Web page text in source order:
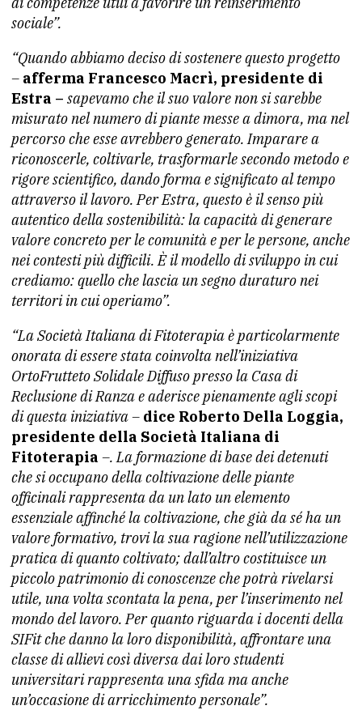
sociale”.
“Quando abbiamo deciso di sostenere questo progetto
– afferma Francesco Macrì, presidente di
Estra – sapevamo che il suo valore non si sarebbe
misurato nel numero di piante messe a dimora, ma nel
percorso che esse avrebbero generato. Imparare a
riconoscerle, coltivarle, trasformarle secondo metodo e
rigore scientifico, dando forma e significato al tempo
attraverso il lavoro. Per Estra, questo è il senso più
autentico della sostenibilità: la capacità di generare
valore concreto per le comunità e per le persone, anche
nei contesti più difficili. È il modello di sviluppo in cui
crediamo: quello che lascia un segno duraturo nei
territori in cui operiamo”.
“La Società Italiana di Fitoterapia è particolarmente
onorata di essere stata coinvolta nell’iniziativa
OrtoFrutteto Solidale Diffuso presso la Casa di
Reclusione di Ranza e aderisce pienamente agli scopi
di questa iniziativa – dice Roberto Della Loggia,
presidente della Società Italiana di
Fitoterapia –. La formazione di base dei detenuti
che si occupano della coltivazione delle piante
officinali rappresenta da un lato un elemento
essenziale affinché la coltivazione, che già da sé ha un
valore formativo, trovi la sua ragione nell’utilizzazione
pratica di quanto coltivato; dall’altro costituisce un
piccolo patrimonio di conoscenze che potrà rivelarsi
utile, una volta scontata la pena, per l’inserimento nel
mondo del lavoro. Per quanto riguarda i docenti della
SIFit che danno la loro disponibilità, affrontare una
classe di allievi così diversa dai loro studenti
universitari rappresenta una sfida ma anche
un’occasione di arricchimento personale”.